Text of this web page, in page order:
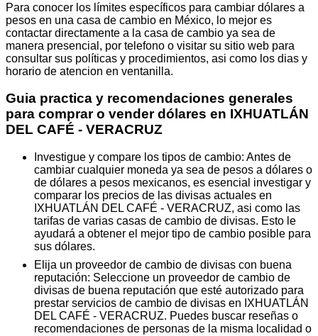
Para conocer los límites específicos para cambiar dólares a
pesos en una casa de cambio en México, lo mejor es
contactar directamente a la casa de cambio ya sea de
manera presencial, por telefono o visitar su sitio web para
consultar sus políticas y procedimientos, asi como los dias y
horario de atencion en ventanilla.
Guia practica y recomendaciones generales
para comprar o vender dólares en IXHUATLÁN
DEL CAFÉ - VERACRUZ
Investigue y compare los tipos de cambio: Antes de
cambiar cualquier moneda ya sea de pesos a dólares o
de dólares a pesos mexicanos, es esencial investigar y
comparar los precios de las divisas actuales en
IXHUATLÁN DEL CAFÉ - VERACRUZ, asi como las
tarifas de varias casas de cambio de divisas. Esto le
ayudará a obtener el mejor tipo de cambio posible para
sus dólares.
Elija un proveedor de cambio de divisas con buena
reputación: Seleccione un proveedor de cambio de
divisas de buena reputación que esté autorizado para
prestar servicios de cambio de divisas en IXHUATLÁN
DEL CAFÉ - VERACRUZ. Puedes buscar reseñas o
recomendaciones de personas de la misma localidad o